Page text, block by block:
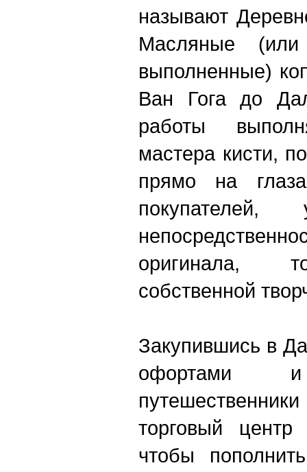
называют
Масляные
выполненные)
Ван Гога до
работы
мастера кисти,
прямо на
оригинала,
собственной
Закупившись в
офортами и
торговый
чтобы